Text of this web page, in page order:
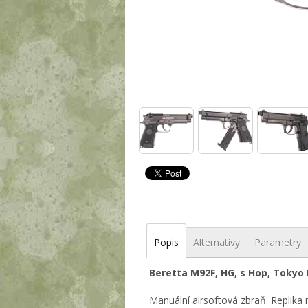
Popis Alternativy Parametry
Beretta M92F, HG, s Hop, Tokyo
Manuální airsoftová zbraň.